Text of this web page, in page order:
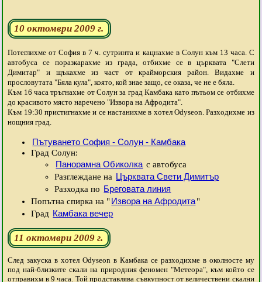
10 октомври 2009 г.
Потеглихме от София в 7 ч. сутринта и кацнахме в Солун към 13 часа. С
автобуса се поразкарахме из града, отбихме се в църквата "Слети
Димитар" и щъкахме из част от крайморския район. Видахме и
прословутата "Бяла кула", която, кой знае защо, се оказа, че не е бяла.
Към 16 часа тръгнахме от Солун за град Камбака като пътьом се отбихме
до красивото място наречено "Извора на Афродита".
Към 19:30 пристигнахме и се настанихме в хотел Odyseon. Разходихме из
нощния град.
Пътуването София - Солун - Камбака
Град Солун:
Панорамна Обиколка с автобуса
Разглеждане на Църквата Свети Димитър
Разходка по Бреговата линия
Попътна спирка на "Извора на Афродита"
Град Камбака вечер
11 октомври 2009 г.
След закуска в хотел Odyseon в Камбака се разходихме в околносте му
под най-близките скали на природния феномен "Метеора", към който се
отправихм в 9 часа. Той продставлява съвкупност от величествени скални